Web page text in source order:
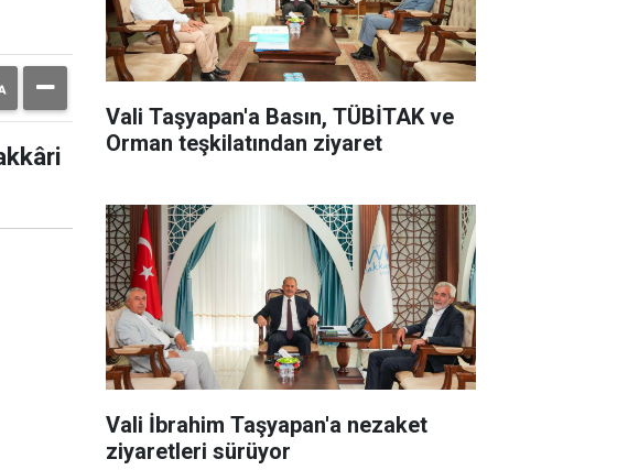
Vali Taşyapan'a Basın, TÜBİTAK ve
Orman teşkilatından ziyaret
Vali İbrahim Taşyapan'a nezaket
ziyaretleri sürüyor